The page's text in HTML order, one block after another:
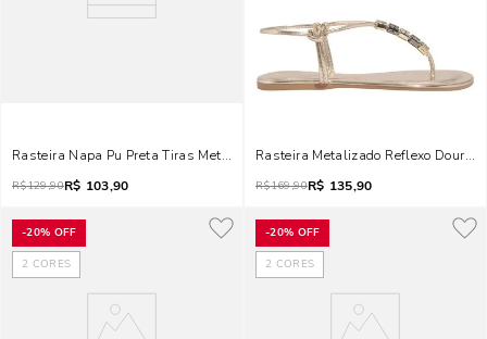
Rasteira Napa Pu Preta Tiras Metal
R$129,90R$ 103,90
Rasteira Metalizado Reflexo Dourado
R$169,90R$ 135,90
-20% OFF
2 CORES
-20% OFF
2 CORES